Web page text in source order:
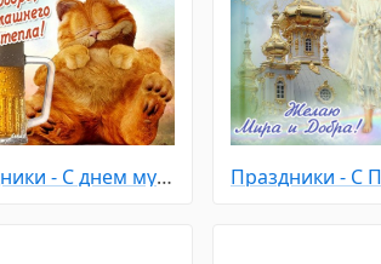
Праздники - С днем мужчин